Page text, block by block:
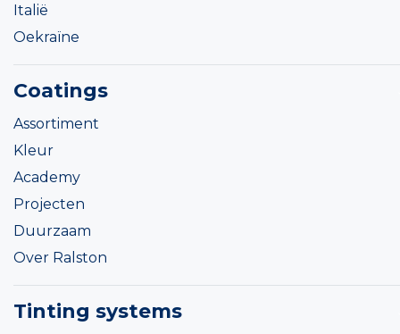
Italië
Oekraïne
Coatings
Assortiment
Kleur
Academy
Projecten
Duurzaam
Over Ralston
Tinting systems